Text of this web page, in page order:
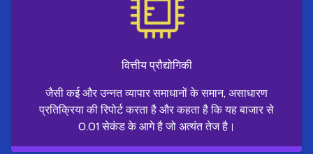
वित्तीय प्रौद्योगिकी
जैसी कई और उन्नत व्यापार समाधानों के समान, असाधारण
प्रतिक्रिया की रिपोर्ट करता है और कहता है कि यह बाजार से
0.01 सेकंड के आगे है जो अत्यंत तेज है।